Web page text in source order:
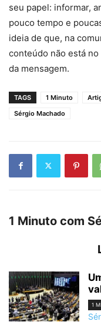
seu papel: informar,
pouco tempo e
ideia de que, na
conteúdo não está
da mensagem.
TAGS 1 Minuto
Sérgio Machado
1 Minuto com
1